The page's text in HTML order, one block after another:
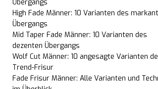
Übergangs
High Fade Männer: 10 Varianten des
Übergangs
Mid Taper Fade Männer: 10 Varianten des
dezenten Übergangs
Wolf Cut Männer: 10 angesagte Varianten
Trend-Frisur
Fade Frisur Männer: Alle Varianten und